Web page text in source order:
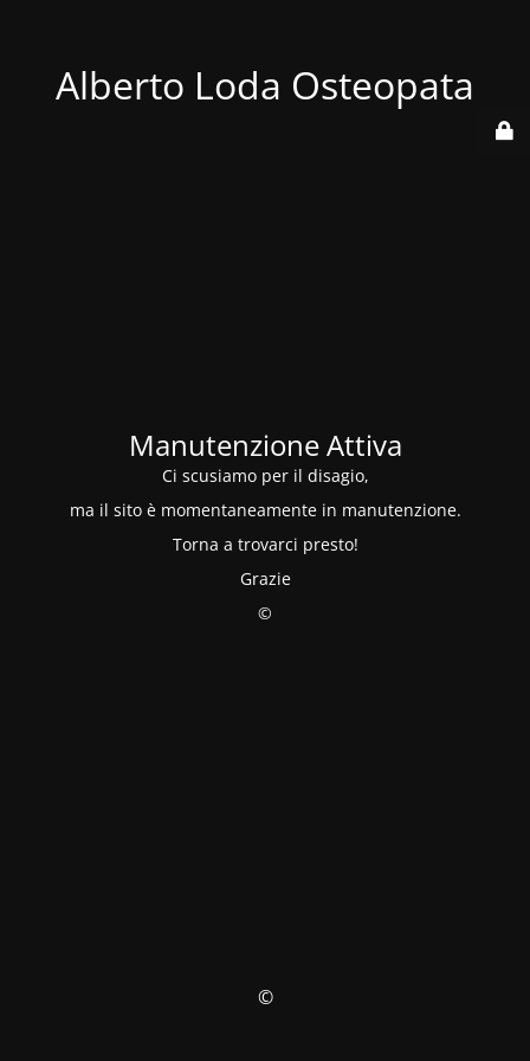
Alberto Loda Osteopata
Manutenzione Attiva
Ci scusiamo per il disagio,
ma il sito è momentaneamente in manutenzione.
Torna a trovarci presto!
Grazie
©
©